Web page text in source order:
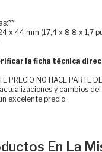
x 44 mm (17,4 x 8,8 x 1,7
la ficha técnica
PRECIO NO HACE
y cambios
excelente precio.
En La